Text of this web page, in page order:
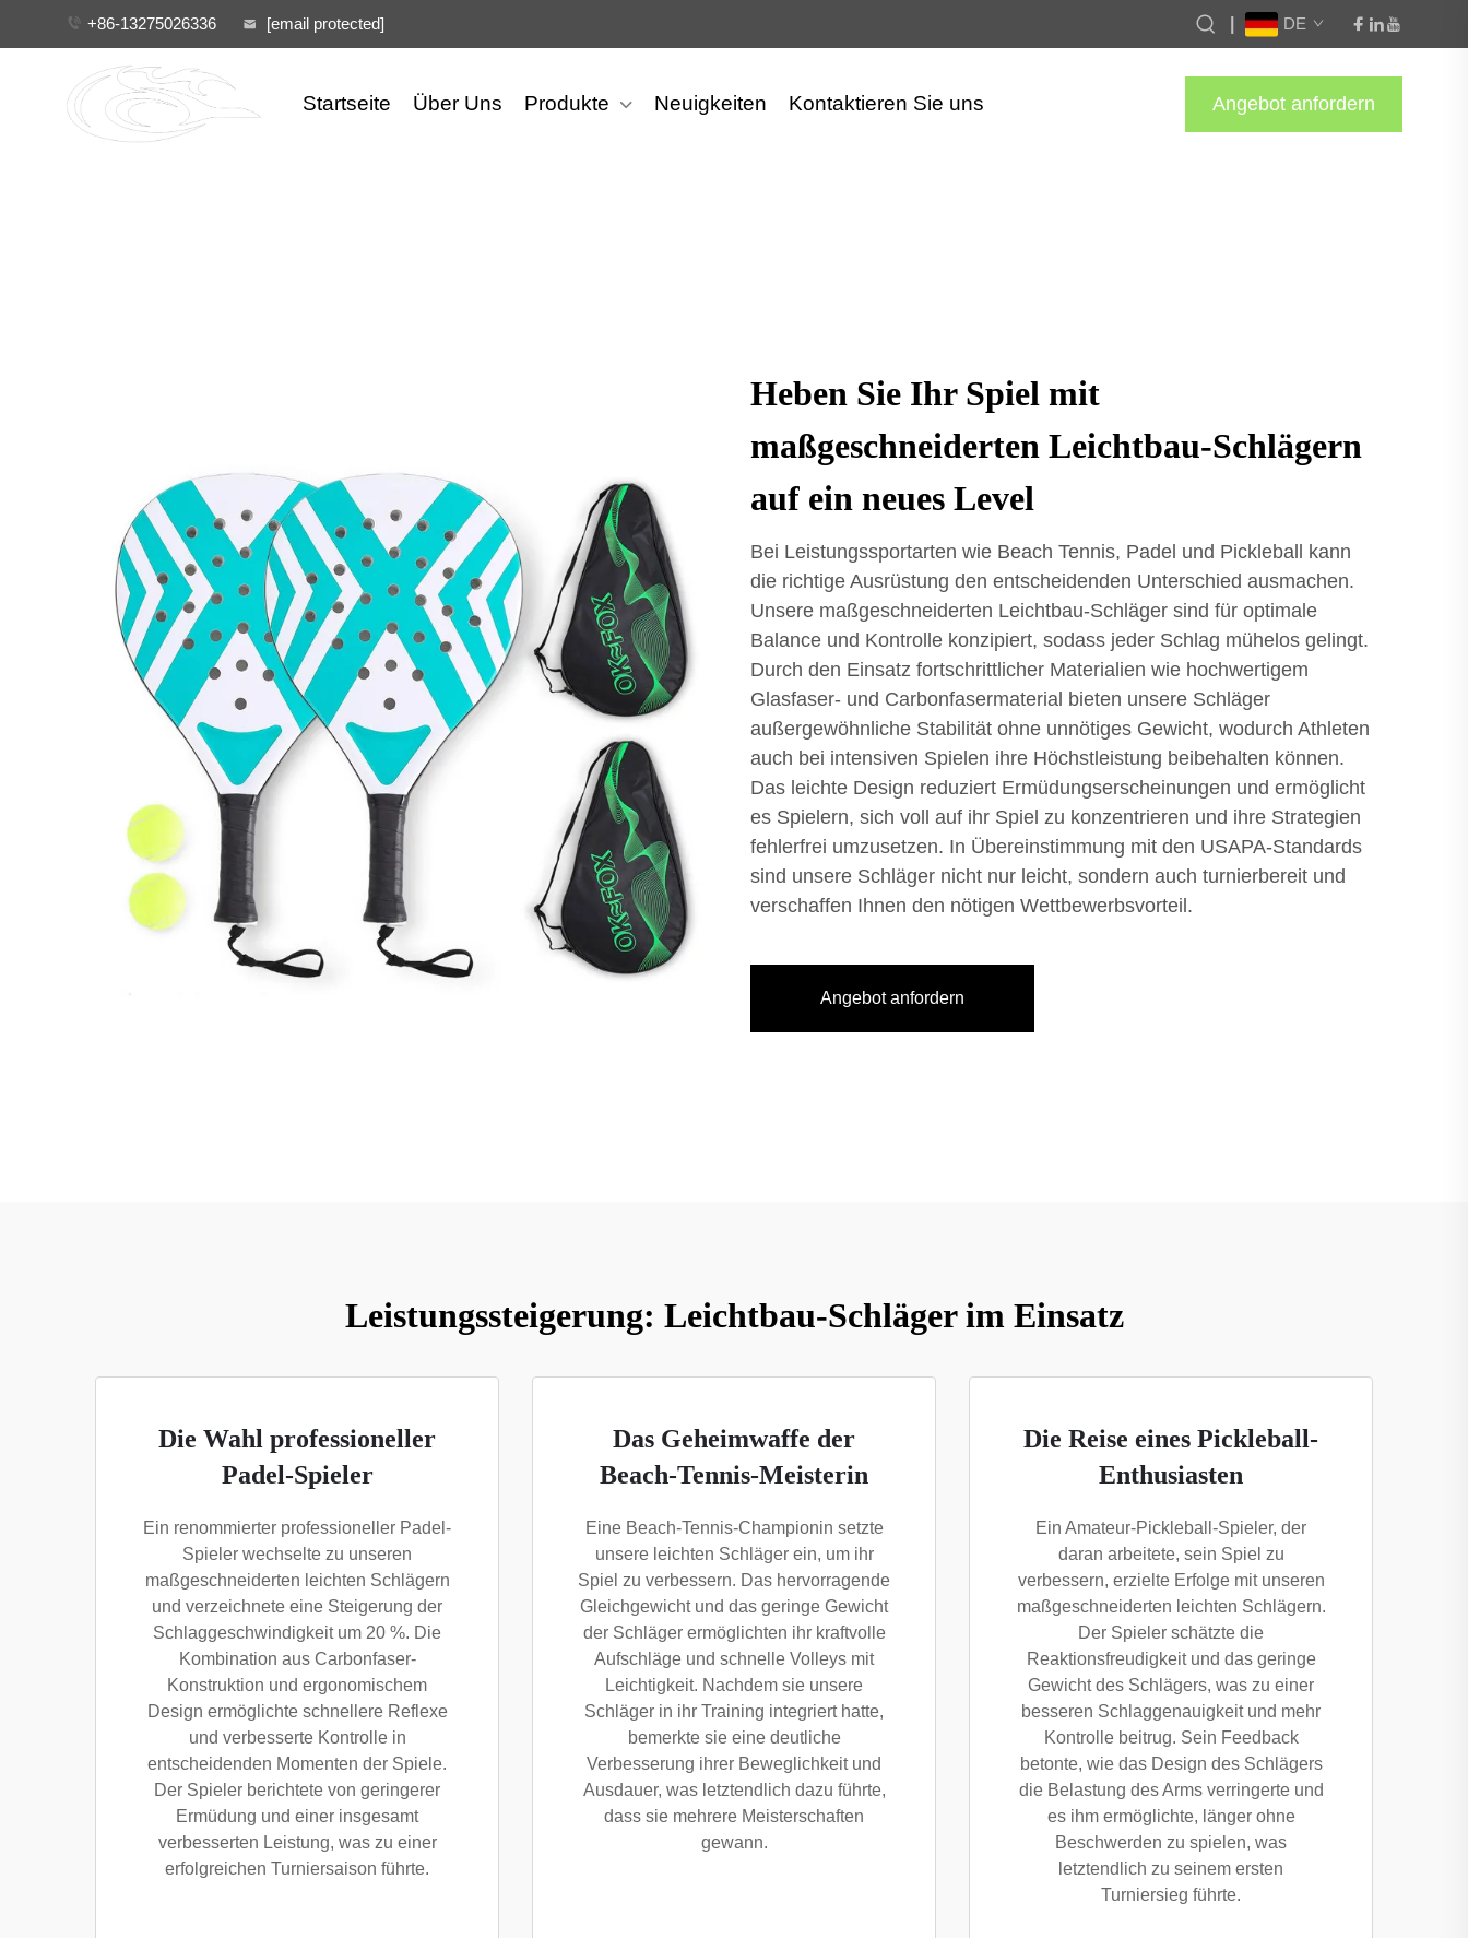
+86-13275026336 [email protected] DE
Startseite Über Uns Produkte Neuigkeiten Kontaktieren Sie uns Angebot anfordern
Heben Sie Ihr Spiel mit
maßgeschneiderten Leichtbau-Schlägern
auf ein neues Level
Bei Leistungssportarten wie Beach Tennis, Padel und Pickleball kann
die richtige Ausrüstung den entscheidenden Unterschied ausmachen.
Unsere maßgeschneiderten Leichtbau-Schläger sind für optimale
Balance und Kontrolle konzipiert, sodass jeder Schlag mühelos gelingt.
Durch den Einsatz fortschrittlicher Materialien wie hochwertigem
Glasfaser- und Carbonfasermaterial bieten unsere Schläger
außergewöhnliche Stabilität ohne unnötiges Gewicht, wodurch Athleten
auch bei intensiven Spielen ihre Höchstleistung beibehalten können.
Das leichte Design reduziert Ermüdungserscheinungen und ermöglicht
es Spielern, sich voll auf ihr Spiel zu konzentrieren und ihre Strategien
fehlerfrei umzusetzen. In Übereinstimmung mit den USAPA-Standards
sind unsere Schläger nicht nur leicht, sondern auch turnierbereit und
verschaffen Ihnen den nötigen Wettbewerbsvorteil.
Angebot anfordern
Leistungssteigerung: Leichtbau-Schläger im Einsatz
Die Wahl professioneller
Padel-Spieler
Ein renommierter professioneller Padel-
Spieler wechselte zu unseren
maßgeschneiderten leichten Schlägern
und verzeichnete eine Steigerung der
Schlaggeschwindigkeit um 20 %. Die
Kombination aus Carbonfaser-
Konstruktion und ergonomischem
Design ermöglichte schnellere Reflexe
und verbesserte Kontrolle in
entscheidenden Momenten der Spiele.
Der Spieler berichtete von geringerer
Ermüdung und einer insgesamt
verbesserten Leistung, was zu einer
erfolgreichen Turniersaison führte.
Das Geheimwaffe der
Beach-Tennis-Meisterin
Eine Beach-Tennis-Championin setzte
unsere leichten Schläger ein, um ihr
Spiel zu verbessern. Das hervorragende
Gleichgewicht und das geringe Gewicht
der Schläger ermöglichten ihr kraftvolle
Aufschläge und schnelle Volleys mit
Leichtigkeit. Nachdem sie unsere
Schläger in ihr Training integriert hatte,
bemerkte sie eine deutliche
Verbesserung ihrer Beweglichkeit und
Ausdauer, was letztendlich dazu führte,
dass sie mehrere Meisterschaften
gewann.
Die Reise eines Pickleball-
Enthusiasten
Ein Amateur-Pickleball-Spieler, der
daran arbeitete, sein Spiel zu
verbessern, erzielte Erfolge mit unseren
maßgeschneiderten leichten Schlägern.
Der Spieler schätzte die
Reaktionsfreudigkeit und das geringe
Gewicht des Schlägers, was zu einer
besseren Schlaggenauigkeit und mehr
Kontrolle beitrug. Sein Feedback
betonte, wie das Design des Schlägers
die Belastung des Arms verringerte und
es ihm ermöglichte, länger ohne
Beschwerden zu spielen, was
letztendlich zu seinem ersten
Turniersieg führte.